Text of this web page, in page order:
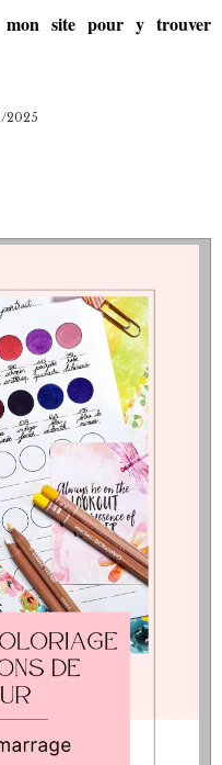
site pour y trouver
2025